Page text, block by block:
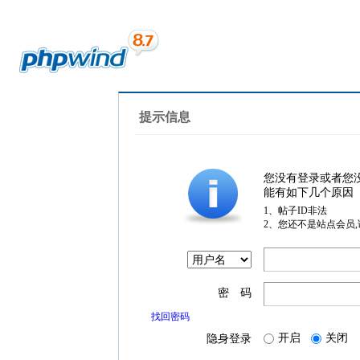
提示信息
您没有登录或者您
能有如下几个原因
1、帖子ID非法
2、您还不是站点会员
密 码
找回密码
隐身登录 开启 关闭